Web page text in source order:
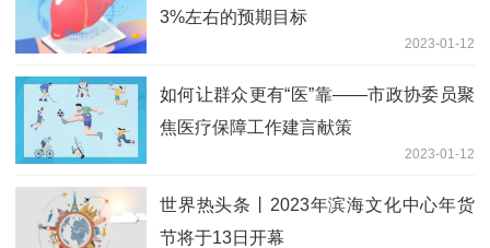
3%左右的预期目标
2023-01-12
如何让群众更有“医”靠——市政协委员聚
焦医疗保障工作建言献策
2023-01-12
世界热头条丨2023年滨海文化中心年货
节将于13日开幕